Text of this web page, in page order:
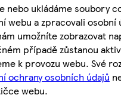
nebo ukládáme soubory
webu a zpracovali osobní
umožníte zobrazovat
případě zůstanou
k provozu webu. Své
ochrany osobních údajů
webu.